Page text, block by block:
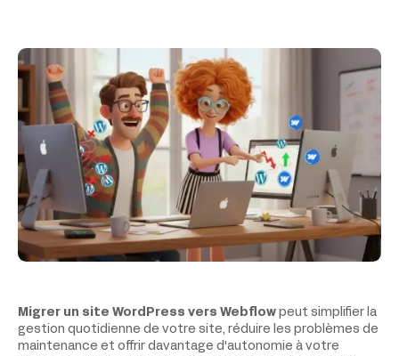
Migrer un site WordPress vers Webflow peut simplifier la
gestion quotidienne de votre site, réduire les problèmes de
maintenance et offrir davantage d'autonomie à votre